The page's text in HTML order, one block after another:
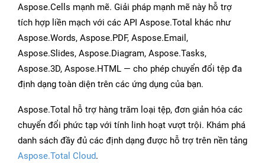
Aspose.Cells mạnh mẽ. Giải pháp mạnh mẽ này hỗ trợ
tích hợp liền mạch với các API Aspose.Total khác như
Aspose.Words, Aspose.PDF, Aspose.Email,
Aspose.Slides, Aspose.Diagram, Aspose.Tasks,
Aspose.3D, Aspose.HTML — cho phép chuyển đổi tệp đa
định dạng toàn diện trên các ứng dụng của bạn.
Aspose.Total hỗ trợ hàng trăm loại tệp, đơn giản hóa các
chuyển đổi phức tạp với tính linh hoạt vượt trội. Khám phá
danh sách đầy đủ các định dạng được hỗ trợ trên nền tảng
Aspose.Total Cloud.